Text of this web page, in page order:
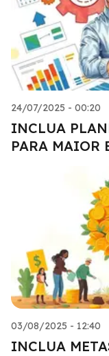
24/07/2025 - 00:20
INCLUA
PARA MAIOR
03/08/2025 - 12:40
INCLUA